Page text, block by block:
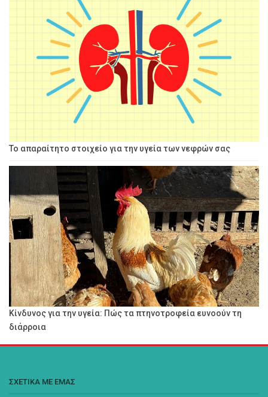
Το απαραίτητο στοιχείο για την υγεία των νεφρών σας
Κίνδυνος για την υγεία: Πώς τα πτηνοτροφεία ευνοούν τη
διάρροια
ΣΧΕΤΙΚΑ ΜΕ ΕΜΑΣ